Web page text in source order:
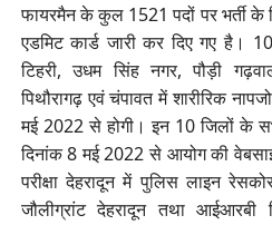
फायरमैन के कुल 1521 पदों पर भर्ती के
एडमिट कार्ड जारी कर दिए गए है। 10
टिहरी, उधम सिंह नगर, पौड़ी
पिथौरागढ़ एवं चंपावत में शारीरिक
मई 2022 से होगी। इन 10 जिलों के
दिनांक 8 मई 2022 से आयोग की
परीक्षा देहरादून में पुलिस लाइन
जौलीग्रांट देहरादून तथा आईआरबी